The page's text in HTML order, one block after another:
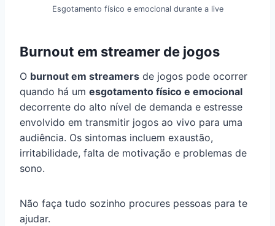
Esgotamento físico e emocional durante a live
Burnout em streamer de jogos
O burnout em streamers de jogos pode ocorrer
quando há um esgotamento físico e emocional
decorrente do alto nível de demanda e estresse
envolvido em transmitir jogos ao vivo para uma
audiência. Os sintomas incluem exaustão,
irritabilidade, falta de motivação e problemas de
sono.
Não faça tudo sozinho procures pessoas para te
ajudar.